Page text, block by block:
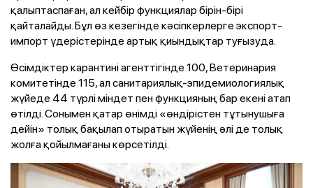
қалыптаспаған, ал кейбір функциялар бірін-бірі
қайталайды. Бұл өз кезегінде кәсіпкерлерге экспорт-
импорт үдерістерінде артық қиындықтар туғызуда.
Өсімдіктер карантині агенттігінде 100, Ветеринария
комитетінде 115, ал санитариялық-эпидемиологиялық
жүйеде 44 түрлі міндет пен функцияның бар екені атап
өтілді. Сонымен қатар өнімді «өндірістен тұтынушыға
дейін» толық бақылап отыратын жүйенің әлі де толық
жолға қойылмағаны көрсетілді.